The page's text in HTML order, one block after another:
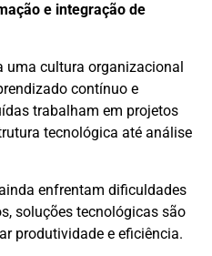
e integração de
uma cultura organizacional
contínuo e
trabalham em projetos
tecnológica até análise
enfrentam dificuldades
soluções tecnológicas são
produtividade e eficiência.